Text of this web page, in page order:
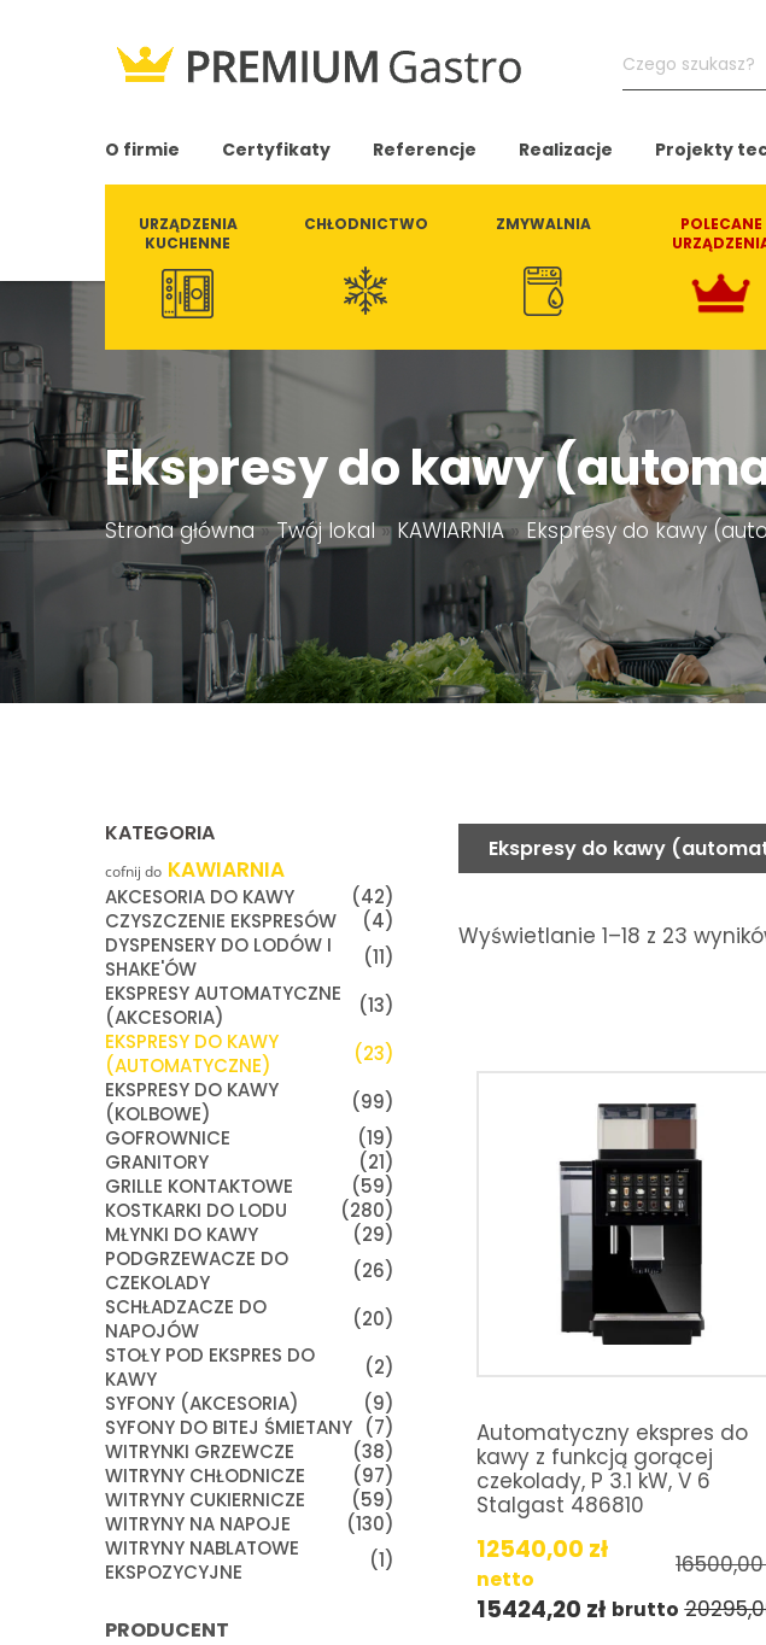
Czego
szukasz?
O firmie Certyfikaty Referencje Realizacje Projekty
URZĄDZENIA
KUCHENNE
CHŁODNICTWO ZMYWALNIA
POLECANE
Ekspresy do kawy
Strona główna»Twój lokal» KAWIARNIA» Ekspresy do kawy
KATEGORIA
cofnij do KAWIARNIA
AKCESORIA DO KAWY
(42)
CZYSZCZENIE EKSPRESÓW
(4)
DYSPENSERY DO LODÓW I
SHAKE'ÓW
(11)
EKSPRESY AUTOMATYCZNE
(AKCESORIA)
(13)
EKSPRESY DO KAWY
(AUTOMATYCZNE)
(23)
EKSPRESY DO KAWY
(KOLBOWE)
(99)
GOFROWNICE
(19)
GRANITORY
(21)
GRILLE KONTAKTOWE
(59)
KOSTKARKI DO LODU
(280)
MŁYNKI DO KAWY
(29)
PODGRZEWACZE DO
CZEKOLADY
(26)
SCHŁADZACZE DO
NAPOJÓW
(20)
STOŁY POD EKSPRES DO
KAWY
(2)
SYFONY (AKCESORIA)
(9)
SYFONY DO BITEJ ŚMIETANY (7)
WITRYNKI GRZEWCZE
(38)
WITRYNY CHŁODNICZE
(97)
WITRYNY CUKIERNICZE
(59)
WITRYNY NA NAPOJE
(130)
WITRYNY NABLATOWE
EKSPOZYCYJNE
(1)
PRODUCENT
Ekspresy do kawy
Wyświetlanie 1–18 z 23
Automatyczny ekspres do
kawy z funkcją gorącej
czekolady, P 3.1 kW, V 6
Stalgast 486810
12540,00 zł
netto
15424,20 zł brutto